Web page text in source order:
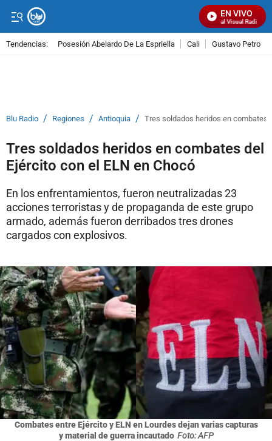
EN VIVO
Señal Visual Radio
Tendencias: Posesión Abelardo De La Espriella Cali Gustavo Petro
Blu Radio / Regiones / Antioquia / Tres soldados heridos en combates
Tres soldados heridos en combates del
Ejército con el ELN en Chocó
En los enfrentamientos, fueron neutralizadas 23
acciones terroristas y de propaganda de este grupo
armado, además fueron derribados tres drones
cargados con explosivos.
Combates entre Ejército y ELN en Lourdes dejan varias capturas
y material de guerra incautado Foto: AFP